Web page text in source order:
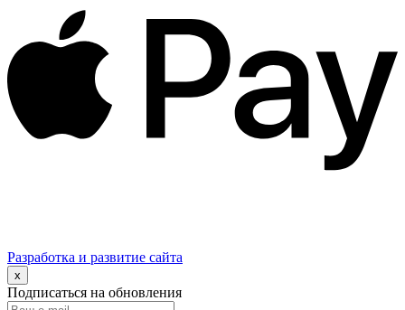
Разработка и развитие сайта
x
Подписаться на обновления